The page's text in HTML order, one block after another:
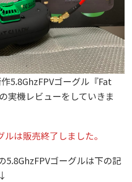
5.8GhzFPVゴーグル『Fat
実機レビューをしていきま
は販売終了しました。
5.8GhzFPVゴーグルは下の記